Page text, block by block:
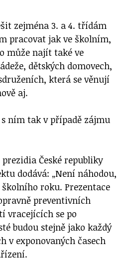
zejména 3. a 4. třídám
pracovat jak ve školním,
může najít také ve
dětských domovech,
která se věnují
aj.
ním tak v případě zájmu
České republiky
dodává: „Není náhodou,
roku. Prezentace
preventivních
vracejících se po
budou stejně jako každý
v exponovaných časech